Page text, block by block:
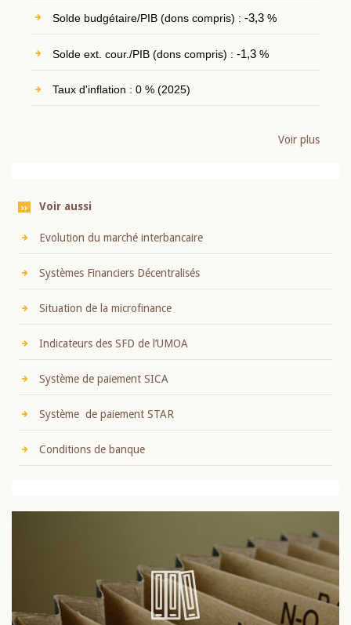
Solde budgétaire/PIB (dons compris) : -3,3%
Solde ext. cour./PIB (dons compris) : -1,3%
Taux d'inflation : 0 % (2025)
Voir plus
Voir aussi
Evolution du marché interbancaire
Systèmes Financiers Décentralisés
Situation de la microfinance
Indicateurs des SFD de l’UMOA
Système de paiement SICA
Système de paiement STAR
Conditions de banque